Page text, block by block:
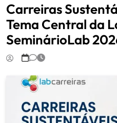
Carreiras
Tema Central da
SeminárioLab